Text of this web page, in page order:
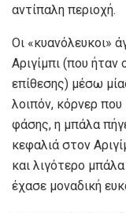
αντίπαλη περιοχή.
Οι «κυανόλευκοι»
Αριγίμπι (που ήταν
επίθεσης) μέσω
λοιπόν, κόρνερ που
φάσης, η μπάλα
κεφαλιά στον
και λιγότερο
έχασε μοναδική